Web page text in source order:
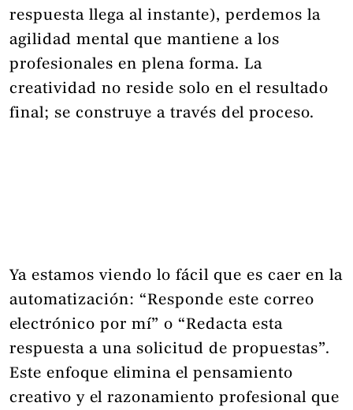
respuesta llega al instante), perdemos la
agilidad mental que mantiene a los
profesionales en plena forma. La
creatividad no reside solo en el resultado
final; se construye a través del proceso.
Ya estamos viendo lo fácil que es caer en la
automatización: “Responde este correo
electrónico por mí” o “Redacta esta
respuesta a una solicitud de propuestas”.
Este enfoque elimina el pensamiento
creativo y el razonamiento profesional que